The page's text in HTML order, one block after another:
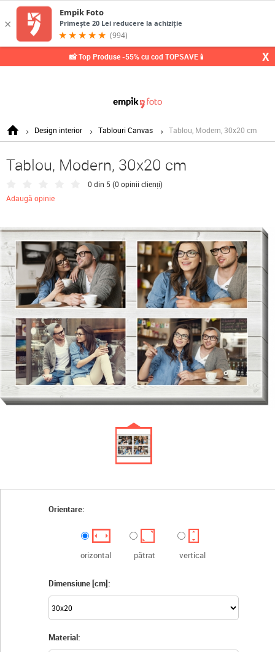
📸 Top Produse -55% cu cod TOPSAVE📱 X
Design interior Tablouri Canvas Tablou, Modern, 30x20 cm
Tablou, Modern, 30x20 cm
0 din 5 (0 opinii clienți)
Adaugă opinie
Orientare:
orizontal pătrat vertical
Dimensiune [cm]:
Material: